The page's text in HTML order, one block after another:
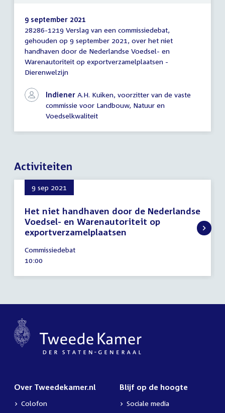
Verslag
van
een
commissiedebat
9 september 2021
28286-1219 Verslag van een commissiedebat,
gehouden op 9 september 2021, over het niet
handhaven door de Nederlandse Voedsel- en
Warenautoriteit op exportverzamelplaatsen -
Dierenwelzijn
Indiener A.H. Kuiken, voorzitter van de vaste
commissie voor Landbouw, Natuur en
Voedselkwaliteit
Activiteiten
9 sep 2021
Het niet handhaven door de Nederlandse
Voedsel- en Warenautoriteit op
exportverzamelplaatsen
september
2021
Commissiedebat
Tijd
10:00
Over Tweedekamer.nl
Colofon
Blijf op de hoogte
Sociale media